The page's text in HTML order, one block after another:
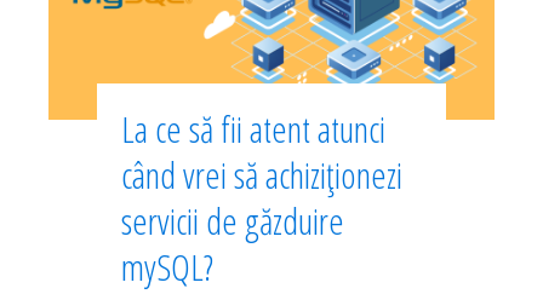
La ce să fii atent atunci
când vrei să achiziționezi
servicii de găzduire
mySQL?